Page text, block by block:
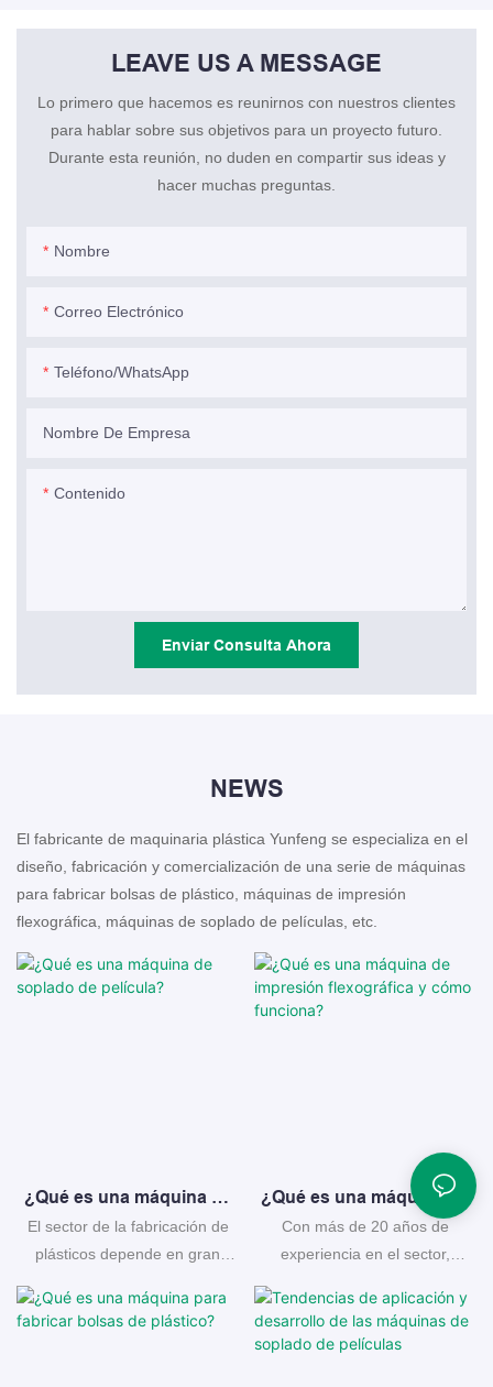
LEAVE US A MESSAGE
Lo primero que hacemos es reunirnos con nuestros clientes
para hablar sobre sus objetivos para un proyecto futuro.
Durante esta reunión, no duden en compartir sus ideas y
hacer muchas preguntas.
Nombre
Correo Electrónico
Teléfono/WhatsApp
Nombre De Empresa
Contenido
Enviar Consulta Ahora
NEWS
El fabricante de maquinaria plástica Yunfeng se especializa en el
diseño, fabricación y comercialización de una serie de máquinas
para fabricar bolsas de plástico, máquinas de impresión
flexográfica, máquinas de soplado de películas, etc.
¿Qué es una máquina de
soplado de película?
El sector de la fabricación de
plásticos depende en gran
soplado de película plástica
¿Qué es una máquina de
impresión flexográfica y
cómo funciona?
Con más de 20 años de
experiencia en el sector,
chino de máquinas de
impresión flexográfica.